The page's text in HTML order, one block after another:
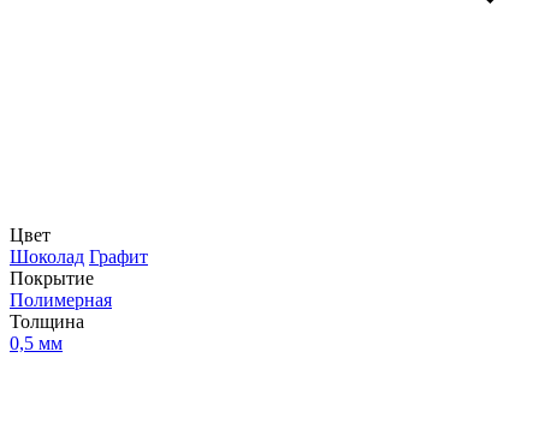
Цвет
Шоколад Графит
Покрытие
Полимерная
Толщина
0,5 мм